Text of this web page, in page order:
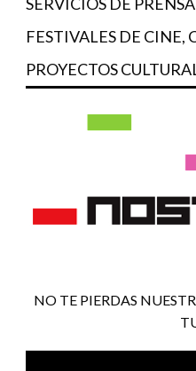
FESTIVALES DE CINE,
PROYECTOS
NO TE PIERDAS